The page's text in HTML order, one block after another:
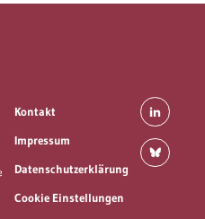
Kontakt
Impressum
Datenschutzerklärung
Cookie Einstellungen